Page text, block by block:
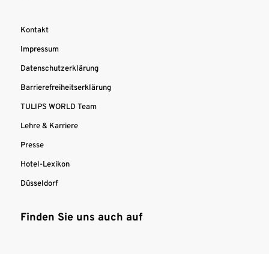
Kontakt
Impressum
Datenschutzerklärung
Barrierefreiheitserklärung
TULIPS WORLD Team
Lehre & Karriere
Presse
Hotel-Lexikon
Düsseldorf
Finden Sie uns auch auf